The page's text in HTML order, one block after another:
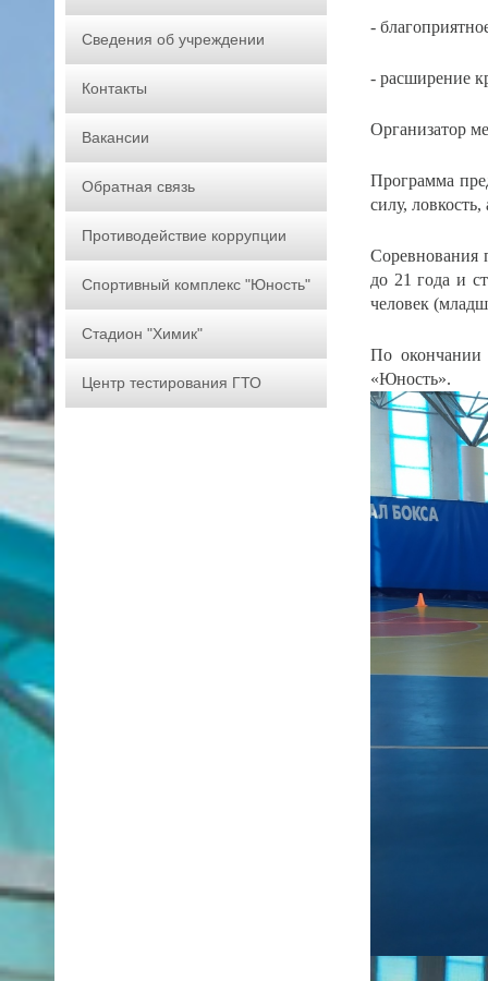
Сведения об учреждении
Контакты
Вакансии
Обратная связь
Противодействие коррупции
Спортивный комплекс "Юность"
Стадион "Химик"
Центр тестирования ГТО
-
- расширение
Организатор
Программа
силу,
Соревнования
до 21 года и
человек
По окончании
«Юность».